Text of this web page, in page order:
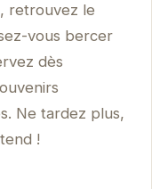
retrouvez le
vous bercer
dès
Ne tardez plus,
!